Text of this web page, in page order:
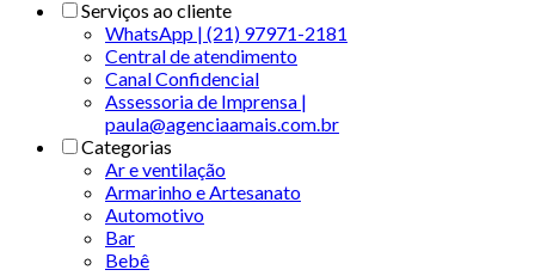
Serviços ao cliente
WhatsApp | (21) 97971-2181
Central de atendimento
Canal Confidencial
Assessoria de Imprensa |
paula@agenciaamais.com.br
Categorias
Ar e ventilação
Armarinho e Artesanato
Automotivo
Bar
Bebê